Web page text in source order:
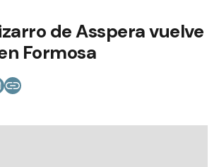
de Asspera vuelve
Formosa